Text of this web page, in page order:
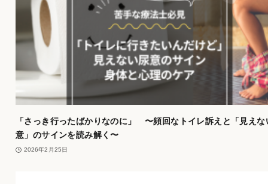
「さっき行ったばかりなのに」 〜頻回なトイレ訴えと「見えな
意」のサインを読み解く〜
2026年2月25日